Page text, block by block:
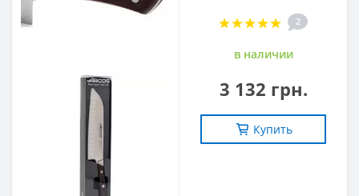
2
в наличии
3 132 грн.
Купить